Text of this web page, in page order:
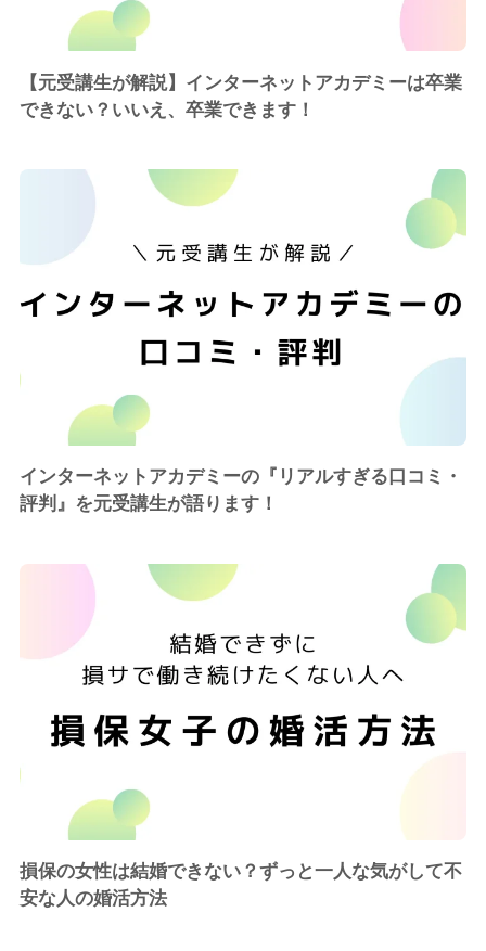
【元受講生が解説】インターネットアカデミーは卒業
できない？いいえ、卒業できます！
インターネットアカデミーの『リアルすぎる口コミ・
評判』を元受講生が語ります！
損保の女性は結婚できない？ずっと一人な気がして不
安な人の婚活方法